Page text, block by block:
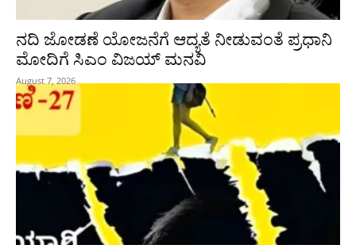
ನದಿ ಜೋಡಣೆ ಯೋಜನೆಗೆ ಆದ್ಯತೆ ನೀಡುವಂತೆ ಪ್ರಧಾನಿ
ಮೋದಿಗೆ ಸಿಎಂ ವಿಜಯ್‌ ಮನವಿ
August 7, 2026